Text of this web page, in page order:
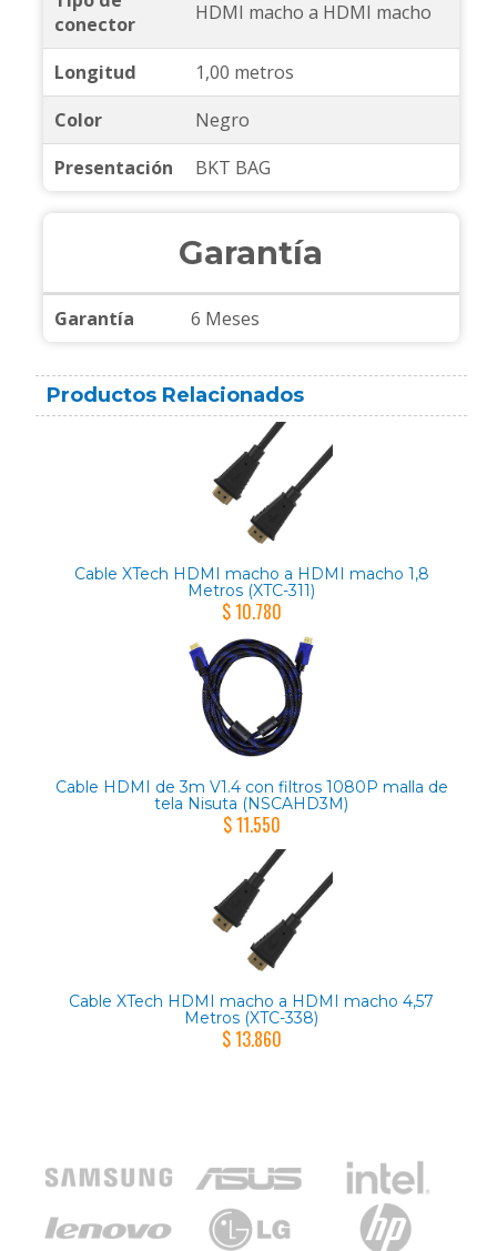
conector
HDMI macho a HDMI macho
Longitud
1,00 metros
Color
Negro
Presentación
BKT BAG
Garantía
Garantía 6 Meses
Productos Relacionados
Cable XTech HDMI macho a HDMI macho 1,8
Metros (XTC-311)
$ 10.780
Cable HDMI de 3m V1.4 con filtros 1080P malla de
tela Nisuta (NSCAHD3M)
$ 11.550
Cable XTech HDMI macho a HDMI macho 4,57
Metros (XTC-338)
$ 13.860